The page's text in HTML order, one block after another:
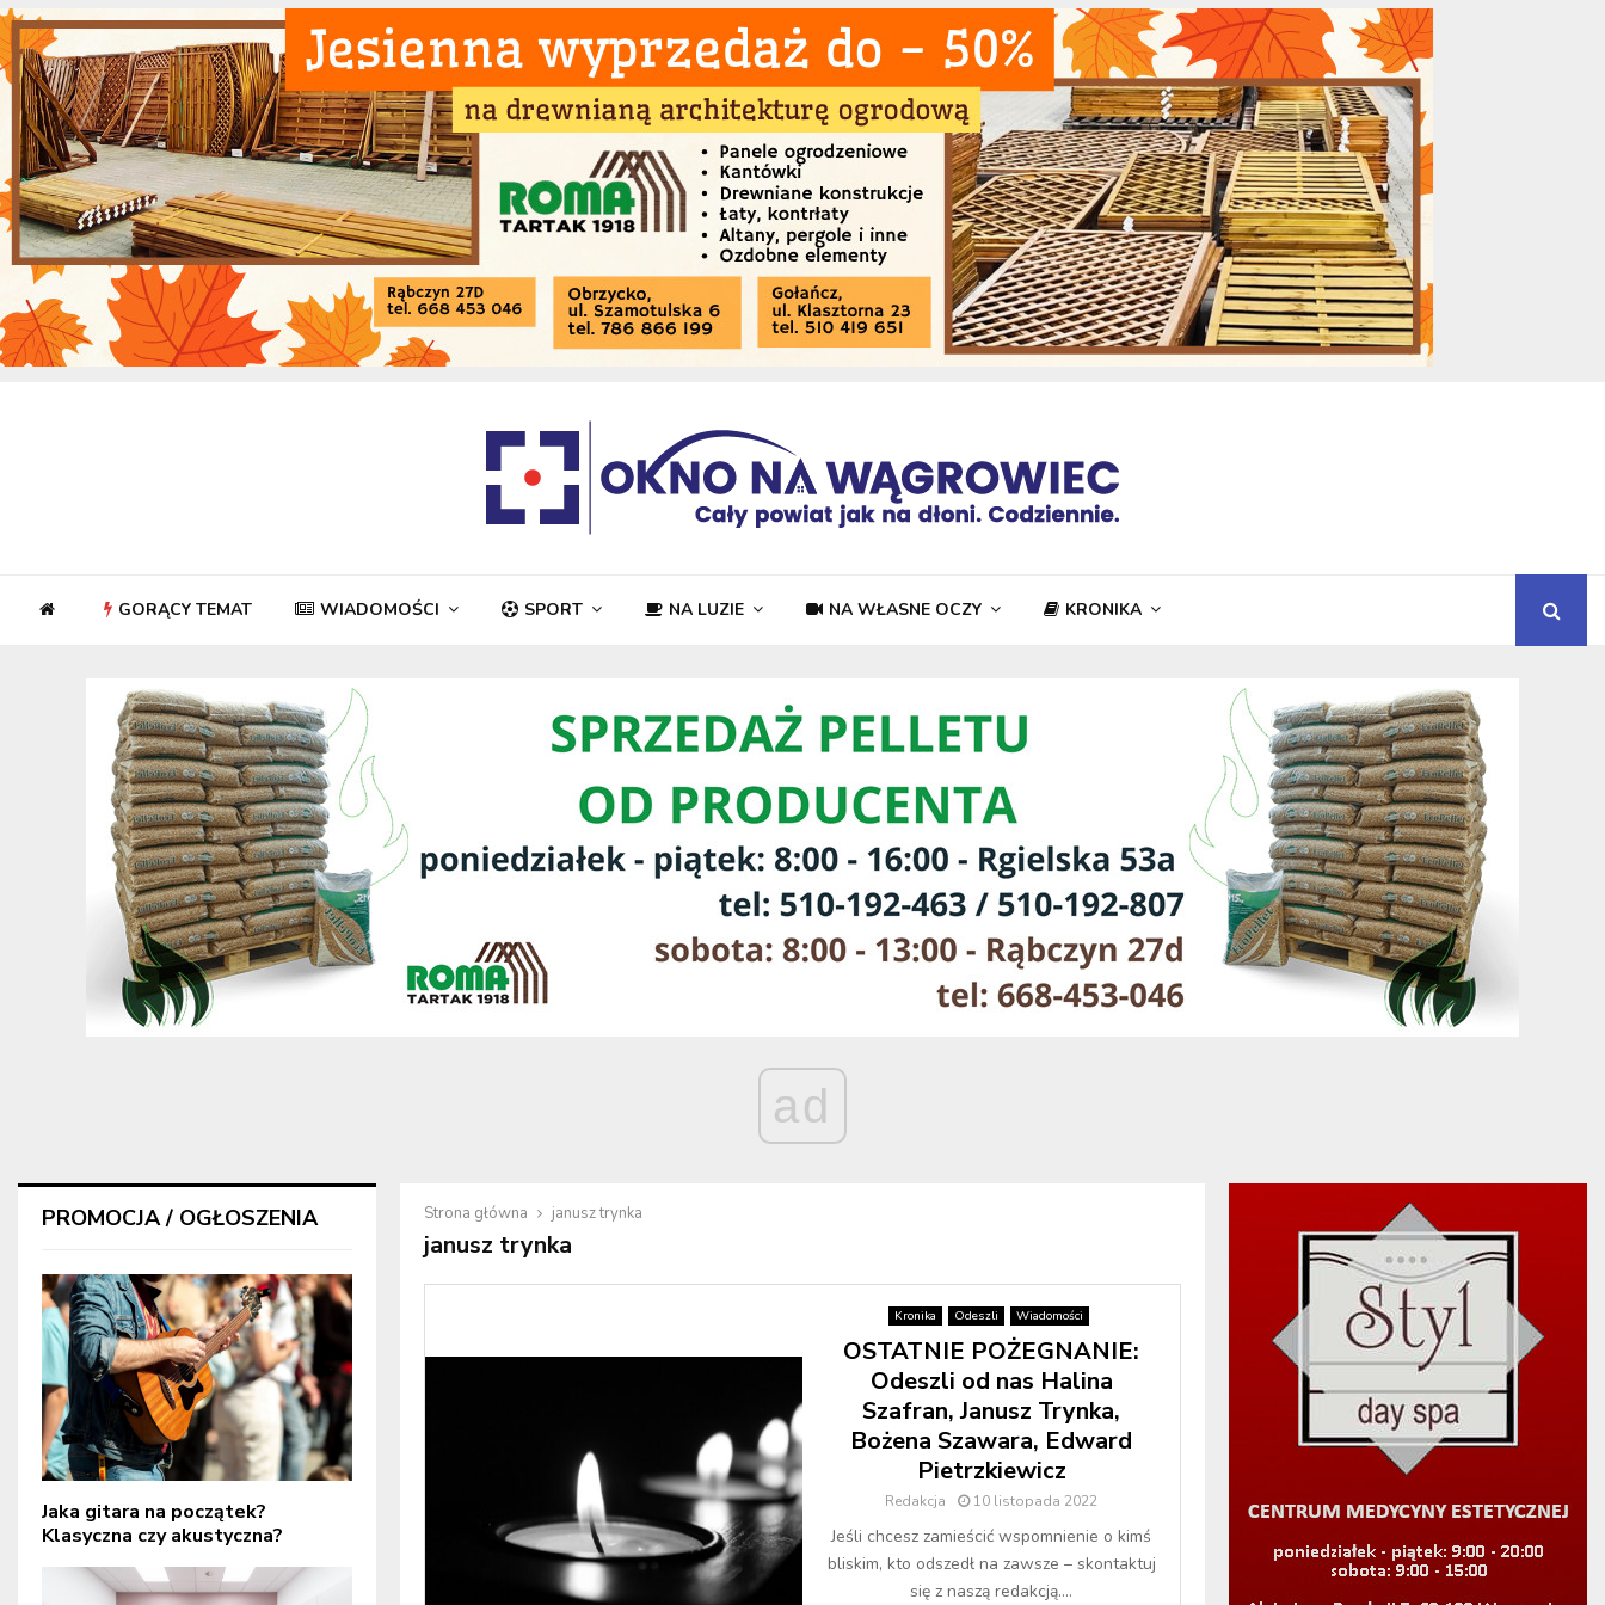
GORĄCY TEMAT WIADOMOŚCI SPORT NA LUZIE NA WŁASNE OCZY KRONIKA
ad
Strona główna janusz trynka
janusz trynka
Kronika Odeszli Wiadomości
OSTATNIE POŻEGNANIE:
Odeszli od nas Halina
Szafran, Janusz Trynka,
Bożena Szawara, Edward
Pietrzkiewicz
Redakcja 10 listopada 2022
Jeśli chcesz zamieścić wspomnienie o kimś
bliskim, kto odszedł na zawsze – skontaktuj
się z naszą redakcją....
PROMOCJA / OGŁOSZENIA
Jaka gitara na początek?
Klasyczna czy akustyczna?